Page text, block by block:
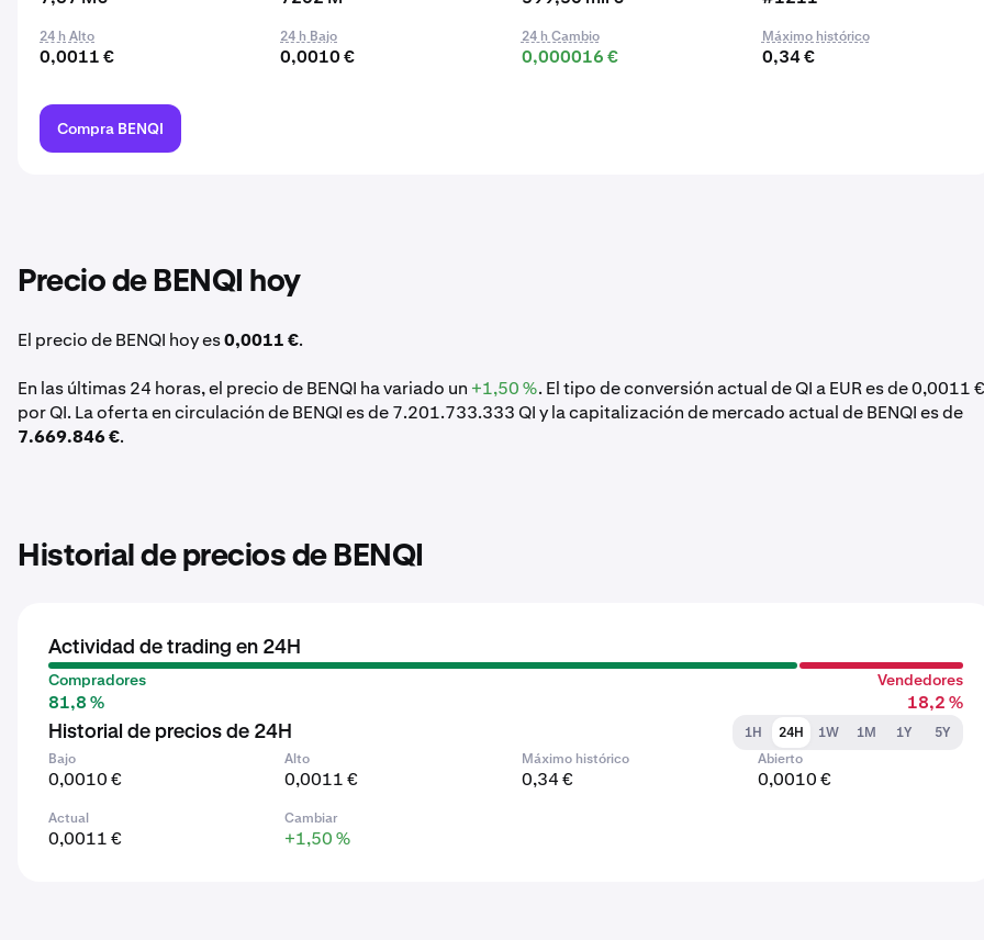
24 h Alto
0,0011 €
24 h Bajo
0,0010 €
24 h Cambio
0,000016 €
Máximo histórico
0,34 €
Compra BENQI
Precio de BENQI hoy
El precio de BENQI hoy es0,0011 €.
En las últimas 24 horas, el precio de BENQI ha variado un +1,50 %. El tipo de conversión actual de QI a EUR es de 0,0011 €
por QI. La oferta en circulación de BENQI es de 7.201.733.333 QI y la capitalización de mercado actual de BENQI es de
7.669.846 €.
Historial de precios de BENQI
Actividad de trading en 24H
Compradores
81,8 %
Vendedores
18,2 %
Historial de precios de 24H 1H 24H 1W 1M 1Y
5Y
Bajo
0,0010 €
Alto
0,0011 €
Máximo histórico
0,34 €
Abierto
0,0010 €
Actual
0,0011 €
Cambiar
+1,50 %